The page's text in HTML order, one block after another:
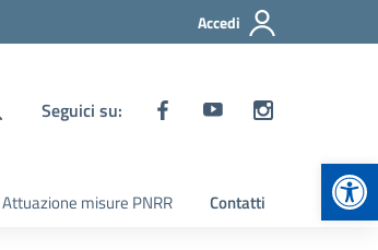
Accedi
Seguici su:
Attuazione misure PNRR Contatti